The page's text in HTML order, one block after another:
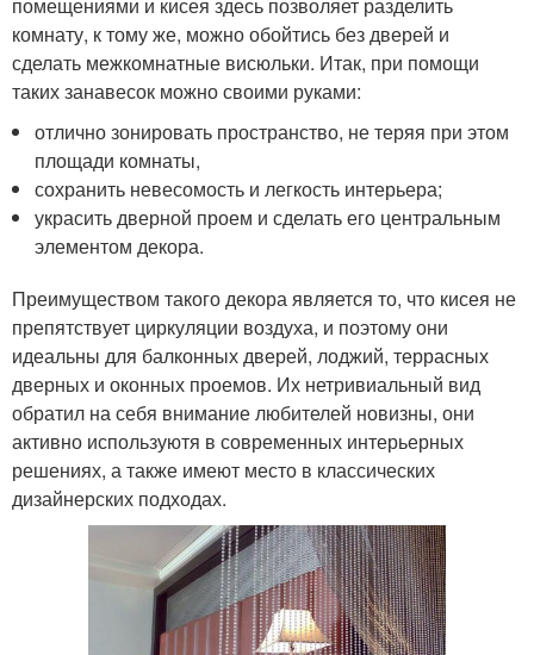
помещениями и кисея здесь позволяет разделить
комнату, к тому же, можно обойтись без дверей и
сделать межкомнатные висюльки. Итак, при помощи
таких занавесок можно своими руками:
отлично зонировать пространство, не теряя при этом
площади комнаты,
сохранить невесомость и легкость интерьера;
украсить дверной проем и сделать его центральным
элементом декора.
Преимуществом такого декора является то, что кисея не
препятствует циркуляции воздуха, и поэтому они
идеальны для балконных дверей, лоджий, террасных
дверных и оконных проемов. Их нетривиальный вид
обратил на себя внимание любителей новизны, они
активно используютя в современных интерьерных
решениях, а также имеют место в классических
дизайнерских подходах.